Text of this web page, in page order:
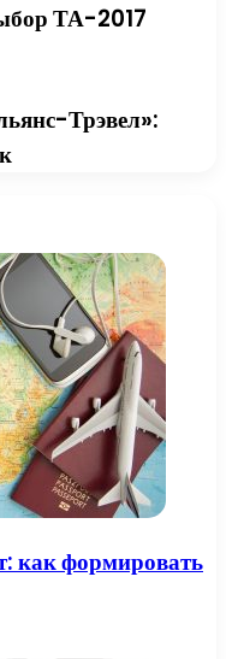
ТА-2017
Трэвел»:
как формировать